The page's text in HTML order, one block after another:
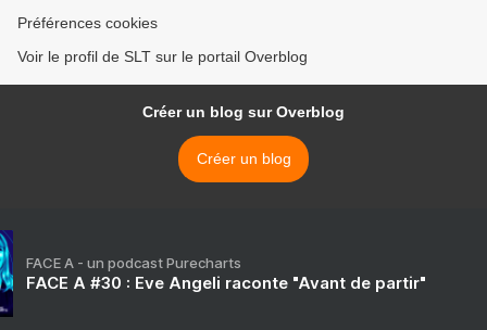
Préférences cookies
Voir le profil de SLT sur le portail Overblog
Créer un blog sur Overblog
Créer un blog
FACE A - un podcast Purecharts
FACE A #30 : Eve Angeli raconte "Avant de partir"